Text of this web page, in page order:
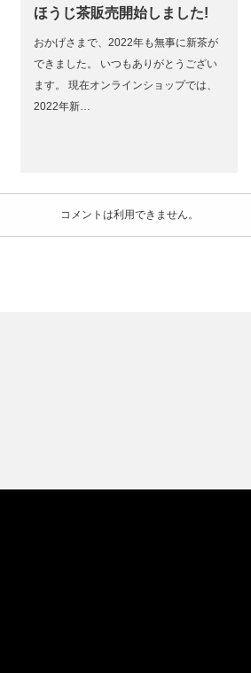
ほうじ茶販売開始しました!
おかげさまで、2022年も無事に新茶が
できました。 いつもありがとうござい
ます。 現在オンラインショップでは、
2022年新…
コメントは利用できません。